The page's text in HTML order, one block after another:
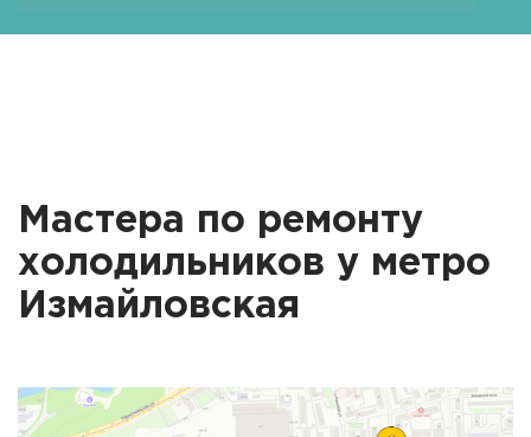
Мастера по ремонту
холодильников у метро
Измайловская